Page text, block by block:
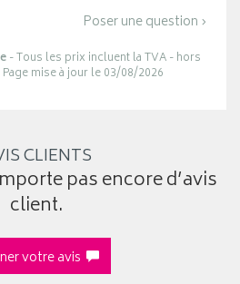
Poser une question ›
- Tous les prix incluent la TVA - hors
mise à jour le 03/08/2026
CLIENTS
pas encore d’avis
client.
votre avis